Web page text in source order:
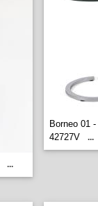
...
Borneo 01 -
42727V
...